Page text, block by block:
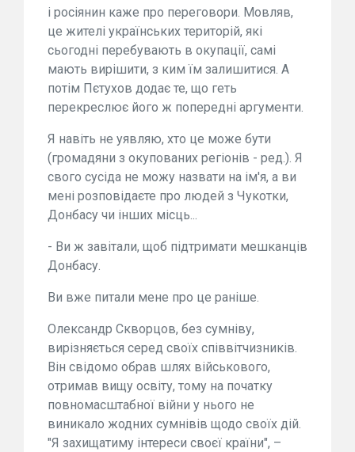
і росіянин каже про переговори. Мовляв,
це жителі українських територій, які
сьогодні перебувають в окупації, самі
мають вирішити, з ким їм залишитися. А
потім Пєтухов додає те, що геть
перекреслює його ж попередні аргументи.
Я навіть не уявляю, хто це може бути
(громадяни з окупованих регіонів - ред.). Я
свого сусіда не можу назвати на ім'я, а ви
мені розповідаєте про людей з Чукотки,
Донбасу чи інших місць...
- Ви ж завітали, щоб підтримати мешканців
Донбасу.
Ви вже питали мене про це раніше.
Олександр Скворцов, без сумніву,
вирізняється серед своїх співвітчизників.
Він свідомо обрав шлях військового,
отримав вищу освіту, тому на початку
повномасштабної війни у нього не
виникало жодних сумнівів щодо своїх дій.
"Я захищатиму інтереси своєї країни", –